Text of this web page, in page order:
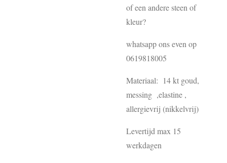
of een andere steen of
kleur?
whatsapp ons even op
0619818005
Materiaal: 14 kt goud,
messing ,elastine ,
allergievrij (nikkelvrij)
Levertijd max 15
werkdagen